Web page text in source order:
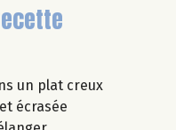
un plat creux
écrasée